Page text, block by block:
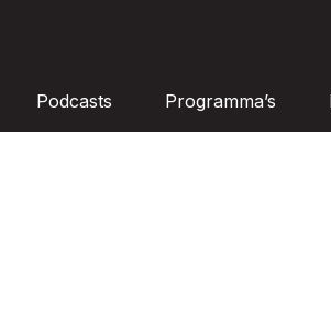
Podcasts Programma’s